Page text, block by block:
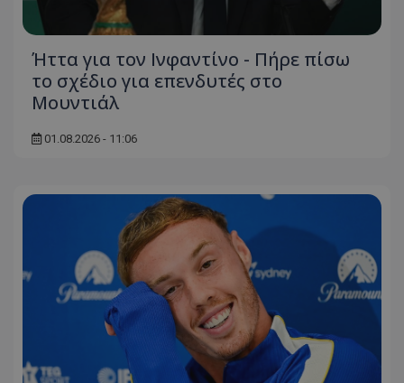
Ήττα για τον Ινφαντίνο - Πήρε πίσω
το σχέδιο για επενδυτές στο
Μουντιάλ
01.08.2026 - 11:06